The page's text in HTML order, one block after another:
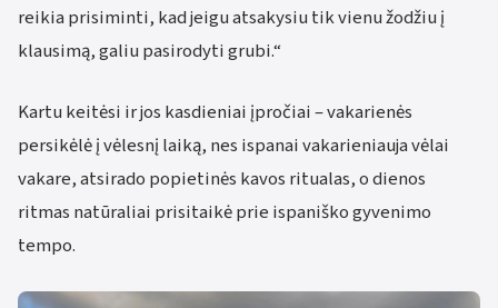
reikia prisiminti, kad jeigu atsakysiu tik vienu žodžiu į
klausimą, galiu pasirodyti grubi.“
Kartu keitėsi ir jos kasdieniai įpročiai – vakarienės
persikėlė į vėlesnį laiką, nes ispanai vakarieniauja vėlai
vakare, atsirado popietinės kavos ritualas, o dienos
ritmas natūraliai prisitaikė prie ispaniško gyvenimo
tempo.